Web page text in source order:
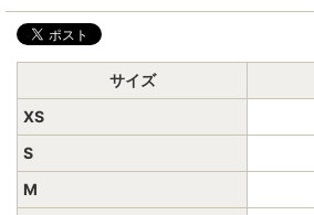
サイズ
XS
S
M